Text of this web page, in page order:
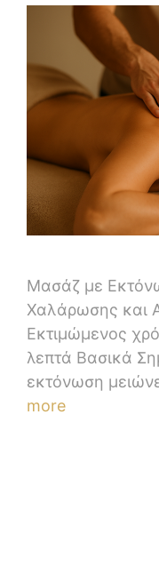
Μασάζ με
Χαλάρωσης και
Εκτιμώμενος
λεπτά Βασικά
εκτόνωση
more